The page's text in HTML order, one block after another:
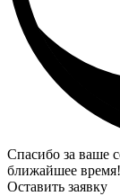
Спасибо за ваше
ближайшее время!
Оставить заявку